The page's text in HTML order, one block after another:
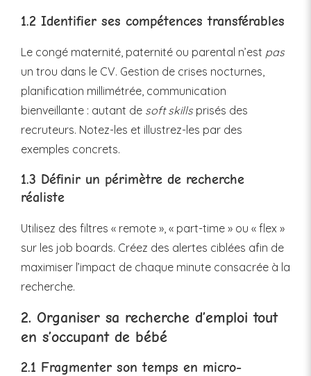
1.2 Identifier ses compétences transférables
Le congé maternité, paternité ou parental n’est pas
un trou dans le CV. Gestion de crises nocturnes,
planification millimétrée, communication
bienveillante : autant de soft skills prisés des
recruteurs. Notez-les et illustrez-les par des
exemples concrets.
1.3 Définir un périmètre de recherche
réaliste
Utilisez des filtres « remote », « part-time » ou « flex »
sur les job boards. Créez des alertes ciblées afin de
maximiser l’impact de chaque minute consacrée à la
recherche.
2. Organiser sa recherche d’emploi tout
en s’occupant de bébé
2.1 Fragmenter son temps en micro-